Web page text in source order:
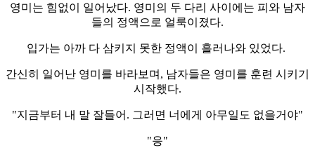
영미는 힘없이 일어났다. 영미의 두 다리 사이에는 피와 남자
들의 정액으로 얼룩이졌다.
입가는 아까 다 삼키지 못한 정액이 흘러나와 있었다.
간신히 일어난 영미를 바라보며, 남자들은 영미를 훈련 시키기
시작했다.
"지금부터 내 말 잘들어. 그러면 너에게 아무일도 없을거야"
"응"